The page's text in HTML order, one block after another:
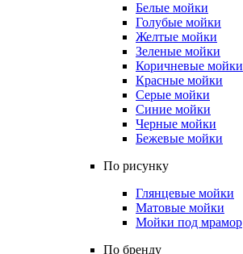
Белые мойки
Голубые мойки
Желтые мойки
Зеленые мойки
Коричневые мойки
Красные мойки
Серые мойки
Синие мойки
Черные мойки
Бежевые мойки
По рисунку
Глянцевые мойки
Матовые мойки
Мойки под мрамор
По бренду